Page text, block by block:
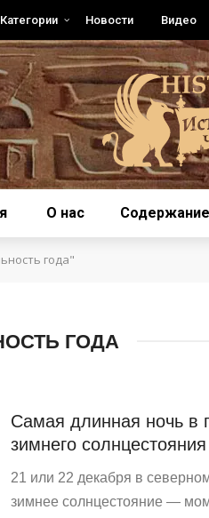
Новости Видео
О нас Содержание
года"
ГОДА
Самая длинная ночь в
зимнего солнцестояния
21 или 22 декабря в
зимнее солнцестояние —